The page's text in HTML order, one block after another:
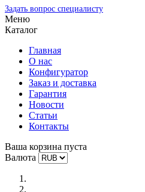
Задать вопрос специалисту
Меню
Каталог
Главная
О нас
Конфигуратор
Заказ и доставка
Гарантия
Новости
Статьи
Контакты
Ваша корзина пуста
Валюта